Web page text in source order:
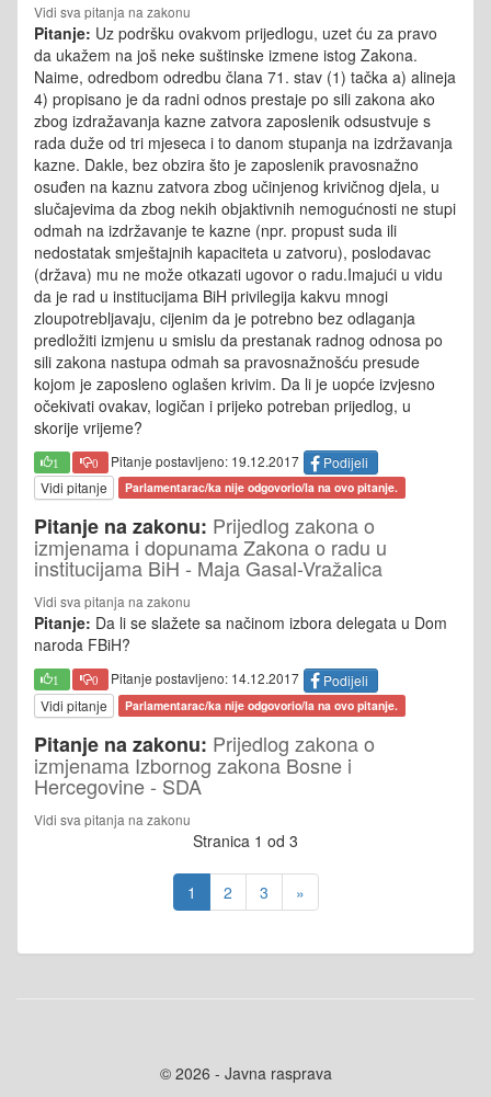
Vidi sva pitanja na zakonu
Pitanje: Uz podršku ovakvom prijedlogu, uzet ću za pravo
da ukažem na još neke suštinske izmene istog Zakona.
Naime, odredbom odredbu člana 71. stav (1) tačka a) alineja
4) propisano je da radni odnos prestaje po sili zakona ako
zbog izdražavanja kazne zatvora zaposlenik odsustvuje s
rada duže od tri mjeseca i to danom stupanja na izdržavanja
kazne. Dakle, bez obzira što je zaposlenik pravosnažno
osuđen na kaznu zatvora zbog učinjenog krivičnog djela, u
slučajevima da zbog nekih objaktivnih nemogućnosti ne stupi
odmah na izdržavanje te kazne (npr. propust suda ili
nedostatak smještajnih kapaciteta u zatvoru), poslodavac
(država) mu ne može otkazati ugovor o radu.Imajući u vidu
da je rad u institucijama BiH privilegija kakvu mnogi
zloupotrebljavaju, cijenim da je potrebno bez odlaganja
predložiti izmjenu u smislu da prestanak radnog odnosa po
sili zakona nastupa odmah sa pravosnažnošću presude
kojom je zaposleno oglašen krivim. Da li je uopće izvjesno
očekivati ovakav, logičan i prijeko potreban prijedlog, u
skorije vrijeme?
1 0 Pitanje postavljeno: 19.12.2017
Podijeli
Vidi pitanje
Parlamentarac/ka nije odgovorio/la na ovo pitanje.
Pitanje na zakonu: Prijedlog zakona o
izmjenama i dopunama Zakona o radu u
institucijama BiH - Maja Gasal-Vražalica
Vidi sva pitanja na zakonu
Pitanje: Da li se slažete sa načinom izbora delegata u Dom
naroda FBiH?
1 0 Pitanje postavljeno: 14.12.2017
Podijeli
Vidi pitanje
Parlamentarac/ka nije odgovorio/la na ovo pitanje.
Pitanje na zakonu: Prijedlog zakona o
izmjenama Izbornog zakona Bosne i
Hercegovine - SDA
Vidi sva pitanja na zakonu
Stranica 1 od 3
1 2 3 »
© 2026 - Javna rasprava